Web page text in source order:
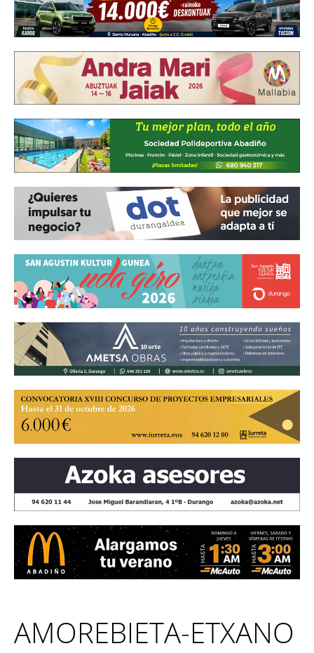
AMOREBIETA-ETXANO